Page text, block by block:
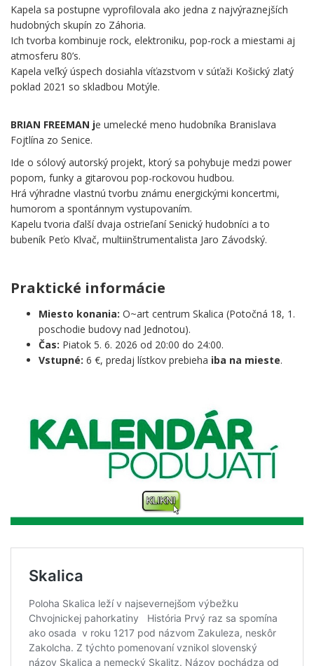
Kapela sa postupne vyprofilovala ako jedna z najvýraznejších
hudobných skupín zo Záhoria.
Ich tvorba kombinuje rock, elektroniku, pop-rock a miestami aj
atmosferu 80’s.
Kapela veľký úspech dosiahla víťazstvom v súťaži Košický zlatý
poklad 2021 so skladbou Motýle.
BRIAN FREEMAN je umelecké meno hudobníka Branislava
Fojtlína zo Senice.
Ide o sólový autorský projekt, ktorý sa pohybuje medzi power
popom, funky a gitarovou pop-rockovou hudbou.
Hrá výhradne vlastnú tvorbu známu energickými koncertmi,
humorom a spontánnym vystupovaním.
Kapelu tvoria ďalší dvaja ostrieľaní Senický hudobníci a to
bubeník Peťo Klvač, multiinštrumentalista Jaro Závodský.
Praktické informácie
Miesto konania: O~art centrum Skalica (Potočná 18, 1.
poschodie budovy nad Jednotou).
Čas: Piatok 5. 6. 2026 od 20:00 do 24:00.
Vstupné: 6 €, predaj lístkov prebieha iba na mieste.